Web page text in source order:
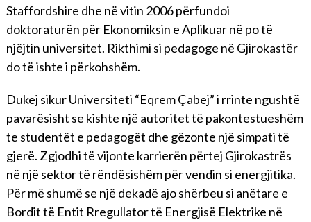
Staffordshire dhe në vitin 2006 përfundoi
doktoraturën për Ekonomiksin e Aplikuar në po të
njëjtin universitet. Rikthimi si pedagoge në Gjirokastër
do të ishte i përkohshëm.
Dukej sikur Universiteti “Eqrem Çabej” i rrinte ngushtë
pavarësisht se kishte një autoritet të pakontestueshëm
te studentët e pedagogët dhe gëzonte një simpati të
gjerë. Zgjodhi të vijonte karrierën përtej Gjirokastrës
në një sektor të rëndësishëm për vendin si energjitika.
Për më shumë se një dekadë ajo shërbeu si anëtare e
Bordit të Entit Rregullator të Energjisë Elektrike në